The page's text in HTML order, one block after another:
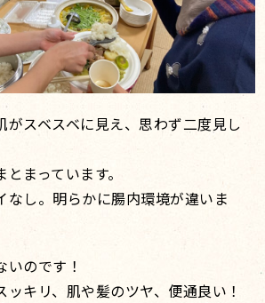
がスベスベに見え、思わず二度見し
まっています。
なし。明らかに腸内環境が違いま
のです！
キリ、肌や髪のツヤ、便通良い！